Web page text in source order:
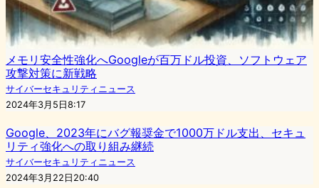
メモリ安全性強化へGoogleが百万ドル投資、ソフトウェア
攻撃対策に新戦略
サイバーセキュリティニュース
2024年3月5日8:17
Google、2023年にバグ報奨金で1000万ドル支出、セキュ
リティ強化への取り組み継続
サイバーセキュリティニュース
2024年3月22日20:40